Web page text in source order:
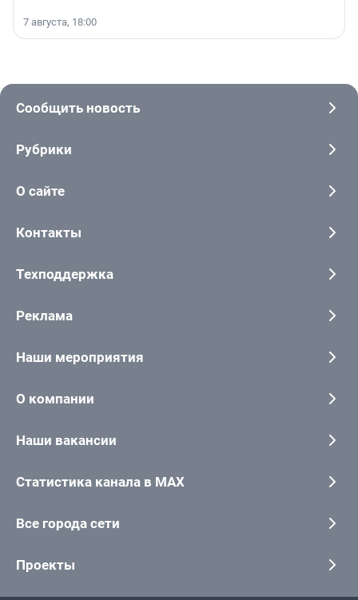
7 августа, 18:00
Сообщить новость
Рубрики
О сайте
Контакты
Техподдержка
Реклама
Наши мероприятия
О компании
Наши вакансии
Статистика канала в MAX
Все города сети
Проекты